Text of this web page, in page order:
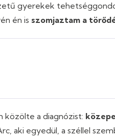
gyerekek
én is szomjaztam a
közölte a diagnózist:
aki egyedül, a széllel